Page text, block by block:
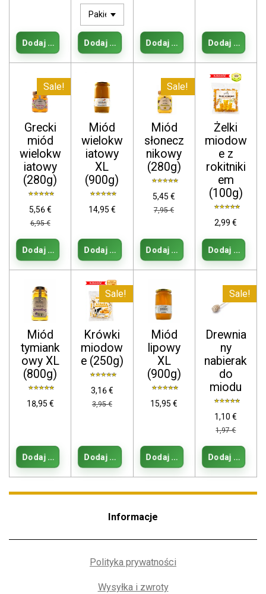
Dodaj do koszykaDodaj do koszykaDodaj do koszykaDodaj do
Sale!
Grecki
miód
wielokw
iatowy
(280g)
5,56 €
6,95 €
Dodaj do koszyka
Miód
wielokw
iatowy
XL
(900g)
14,95 €
Dodaj do koszyka
Sale!
Miód
słonecz
nikowy
(280g)
5,45 €
7,95 €
Dodaj do koszyka
Żelki
miodow
e z
rokitniki
em
(100g)
2,99 €
Dodaj do
Miód
tymiank
owy XL
(800g)
18,95 €
Dodaj do koszyka
Sale!
Krówki
miodow
e (250g)
3,16 €
3,95 €
Dodaj do koszyka
Miód
lipowy
XL
(900g)
15,95 €
Dodaj do koszyka
Sale!
Drewnia
ny
nabierak
do
miodu
1,10 €
1,97 €
Dodaj do
Informacje
Polityka prywatności
Wysyłka i zwroty